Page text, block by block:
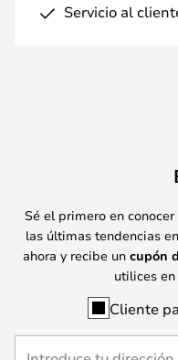
Servicio al
Sé el primero en
las últimas tendencias
ahora y recibe un cupón
utilices
Cliente